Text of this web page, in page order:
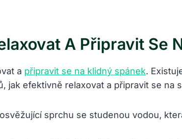
A Připravit Se
a připravit se na klidný spánek.
jak efektivně relaxovat a připravit se na
sprchu se studenou vodou,